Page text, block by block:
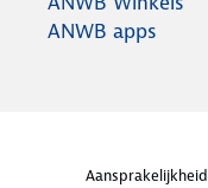
ANWB apps
Aansprakelijkheid